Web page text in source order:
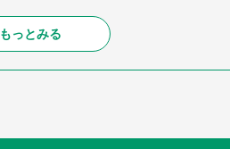
もっとみる